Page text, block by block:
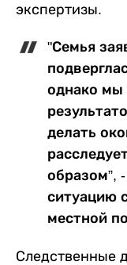
экспертизы.
"Семья
однако
делать
образом”,
ситуацию
местной
Следственные